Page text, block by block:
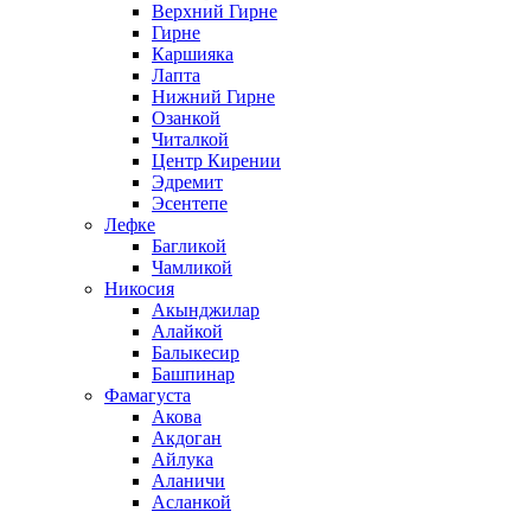
Верхний Гирне
Гирне
Каршияка
Лапта
Нижний Гирне
Озанкой
Читалкой
Центр Кирении
Эдремит
Эсентепе
Лефке
Багликой
Чамликой
Никосия
Акынджилар
Алайкой
Балыкесир
Башпинар
Фамагуста
Акова
Акдоган
Айлука
Аланичи
Асланкой